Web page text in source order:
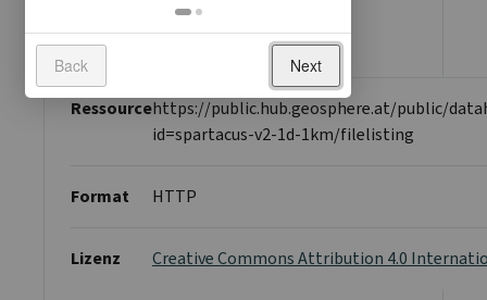
Metadaten
Ressourcehttps://public.hub.geosphere.at/public/
id=spartacus-v2-1d-1km/filelisting
Format HTTP
Lizenz Creative Commons Attribution 4.0
Back Next